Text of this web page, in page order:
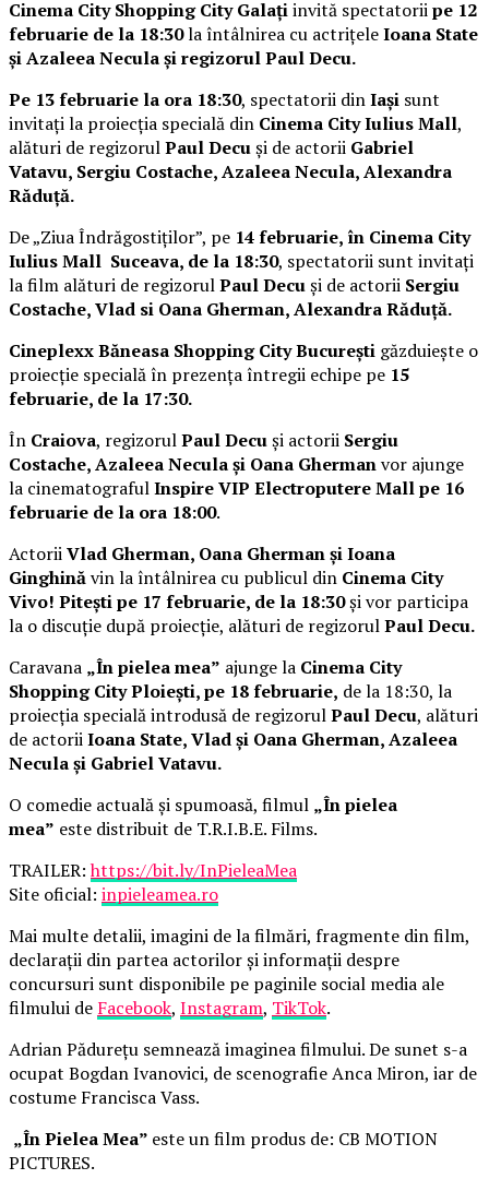
Cinema City Shopping City Galațiinvită spectatoriipe 12
februarie de la 18:30la întâlnirea cu actrițeleIoana State
și Azaleea Necula și regizorul Paul Decu.
Pe 13 februarie la ora 18:30, spectatorii dinIași sunt
invitați la proiecția specială din Cinema City Iulius Mall,
alături de regizorulPaul Decuși de actorii Gabriel
Vatavu, Sergiu Costache, Azaleea Necula, Alexandra
Răduță.
De „Ziua Îndrăgostiților”, pe 14 februarie, în Cinema City
Iulius Mall Suceava, de la 18:30, spectatorii sunt invitați
la film alături de regizorulPaul Decuși de actorii Sergiu
Costache, Vlad si Oana Gherman, Alexandra Răduță.
Cineplexx Băneasa Shopping City București găzduiește o
proiecție specială în prezența întregii echipe pe 15
februarie, de la 17:30.
În Craiova, regizorulPaul Decuși actorii Sergiu
Costache, Azaleea Necula și Oana Ghermanvor ajunge
la cinematografulInspire VIP Electroputere Mall pe 16
februarie de la ora 18:00.
ActoriiVlad Gherman, Oana Gherman și Ioana
Ginghinăvin la întâlnirea cu publicul din Cinema City
Vivo! Pitești pe 17 februarie, de la 18:30și vor participa
la o discuție după proiecție, alături de regizorulPaul Decu.
Caravana „În pielea mea” ajunge la Cinema City
Shopping City Ploiești, pe 18 februarie, de la 18:30, la
proiecția specială introdusă de regizorulPaul Decu, alături
de actoriiIoana State, Vlad și Oana Gherman, Azaleea
Necula și Gabriel Vatavu.
O comedie actuală și spumoasă, filmul „În pielea
mea” este distribuit de T.R.I.B.E. Films.
TRAILER:https://bit.ly/InPieleaMea
Site oficial: inpieleamea.ro
Mai multe detalii, imagini de la filmări, fragmente din film,
declarații din partea actorilor și informații despre
concursuri sunt disponibile pe paginile social media ale
filmului de Facebook, Instagram, TikTok.
Adrian Pădurețu semnează imaginea filmului. De sunet s-a
ocupat Bogdan Ivanovici, de scenografie Anca Miron, iar de
costume Francisca Vass.
„În Pielea Mea” este un film produs de: CB MOTION
PICTURES.